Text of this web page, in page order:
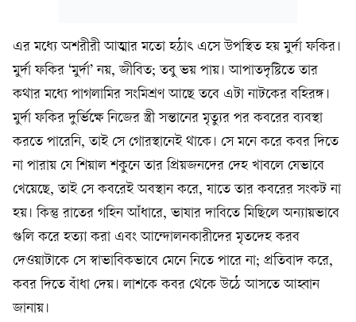
এর মধ্যে অশরীরী আত্মার মতো হঠাৎ এসে উপস্থিত হয় মুর্দা ফকির।
মুর্দা ফকির ‘মুর্দা’ নয়, জীবিত; তবু ভয় পায়। আপাতদৃষ্টিতে তার
কথার মধ্যে পাগলামির সংমিশ্রণ আছে তবে এটা নাটকের বহিরঙ্গ।
মুর্দা ফকির দুর্ভিক্ষে নিজের স্ত্রী সন্তানের মৃত্যুর পর কবরের ব্যবস্থা
করতে পারেনি, তাই সে গোরস্থানেই থাকে। সে মনে করে কবর দিতে
না পারায় যে শিয়াল শকুনে তার প্রিয়জনদের দেহ খাবলে যেভাবে
খেয়েছে, তাই সে কবরেই অবস্থান করে, যাতে তার কবরের সংকট না
হয়। কিন্তু রাতের গহিন আঁধারে, ভাষার দাবিতে মিছিলে অন্যায়ভাবে
গুলি করে হত্যা করা এবং আন্দোলনকারীদের মৃতদেহ করব
দেওয়াটাকে সে স্বাভাবিকভাবে মেনে নিতে পারে না; প্রতিবাদ করে,
কবর দিতে বাঁধা দেয়। লাশকে কবর থেকে উঠে আসতে আহ্বান
জানায়।